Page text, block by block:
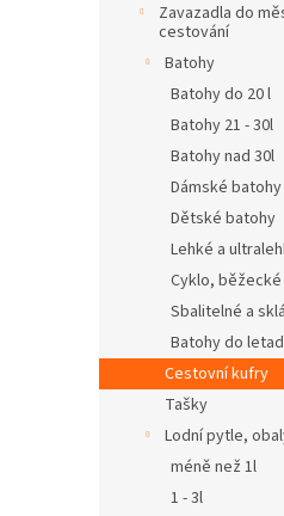
Zavazadla do
cestování
Batohy
Batohy do 20 l
Batohy 21 - 30l
Batohy nad 30l
Dámské batohy
Dětské batohy
Lehké a
Cyklo, běžecké
Sbalitelné a
Batohy do
Cestovní kufry
Tašky
Lodní pytle,
méně než 1l
1 - 3l